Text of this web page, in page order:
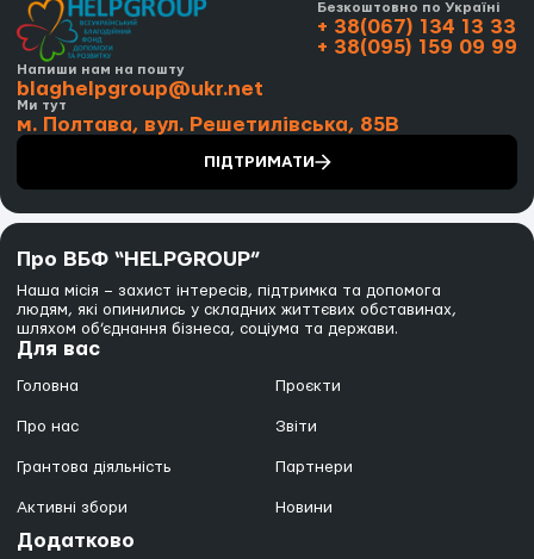
Безкоштовно по Україні
+ 38(067) 134 13 33
+ 38(095) 159 09 99
Напиши нам на пошту
blaghelpgroup@ukr.net
Ми тут
м. Полтава, вул. Решетилівська, 85В
ПІДТРИМАТИ
Про ВБФ “HELPGROUP”
Наша місія – захист інтересів, підтримка та допомога
людям, які опинились у складних життєвих обставинах,
шляхом об’єднання бізнеса, соціума та держави.
Для вас
Головна
Про нас
Грантова діяльність
Активні збори
Проєкти
Звіти
Партнери
Новини
Додатково